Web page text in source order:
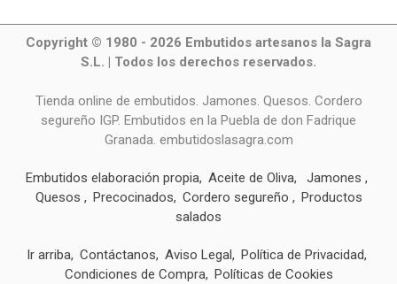
Copyright © 1980 - 2026 Embutidos artesanos la Sagra
S.L. | Todos los derechos reservados.
Tienda online de embutidos. Jamones. Quesos. Cordero
segureño IGP. Embutidos en la Puebla de don Fadrique
Granada. embutidoslasagra.com
Embutidos elaboración propia Aceite de Oliva
Jamones
Quesos
Precocinados Cordero segureño
Productos
salados
Ir arriba Contáctanos Aviso Legal
Política de Privacidad
Condiciones de Compra Políticas de Cookies